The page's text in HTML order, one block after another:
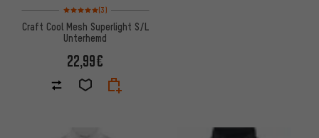
Bewertungen: 5 von 5 basierend auf 3 Bewertungen
(3)
Craft Cool Mesh Superlight S/L
Unterhemd
22,99€